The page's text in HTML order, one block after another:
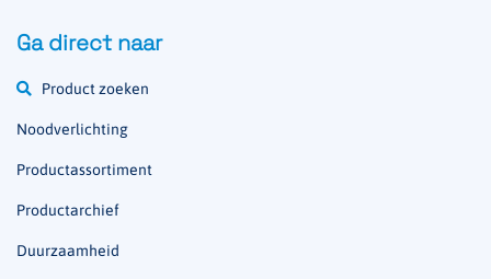
Ga direct naar
Product zoeken
Noodverlichting
Productassortiment
Productarchief
Duurzaamheid